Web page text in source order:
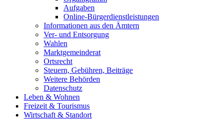
Aufgaben
Online-Bürgerdienstleistungen
Informationen aus den Ämtern
Ver- und Entsorgung
Wahlen
Marktgemeinderat
Ortsrecht
Steuern, Gebühren, Beiträge
Weitere Behörden
Datenschutz
Leben & Wohnen
Freizeit & Tourismus
Wirtschaft & Standort